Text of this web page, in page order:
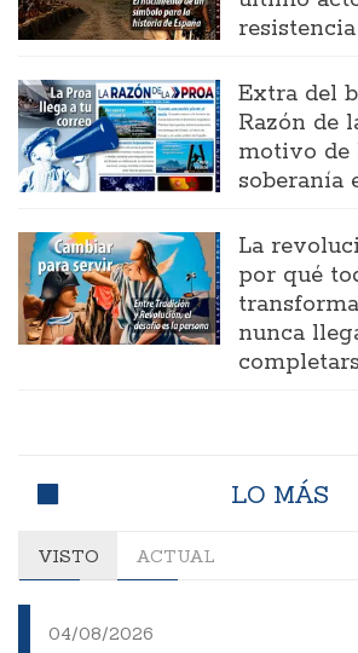
Extra del
Razón de
motivo de
soberanía
La
por qué
nunca
LO MÁS
VISTO ACTUAL
04/08/2026